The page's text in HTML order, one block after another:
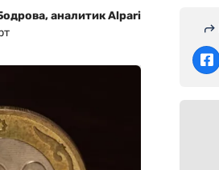
аналитик Alpari